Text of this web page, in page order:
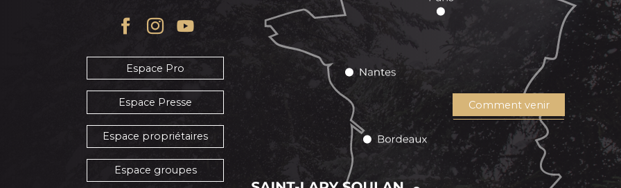
Espace Pro
Espace Presse
Espace propriétaires
Espace groupes
Comment venir